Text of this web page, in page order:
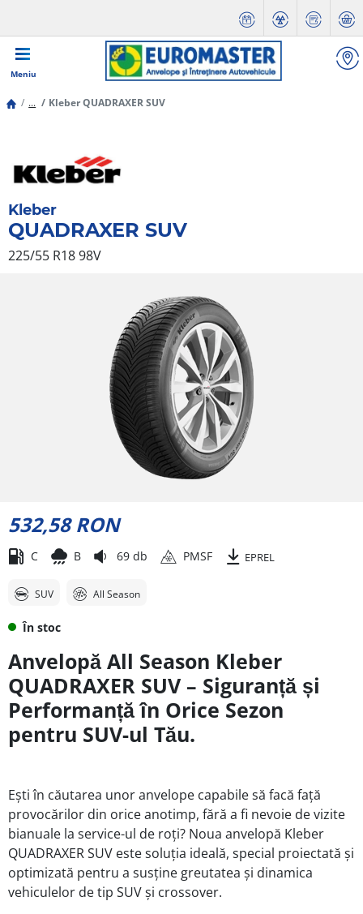
Meniu
... Kleber QUADRAXER SUV
Kleber
QUADRAXER SUV
225/55 R18 98V
532,58 RON
C B 69 db PMSF EPREL
SUV All Season
În stoc
Anvelopă All Season Kleber
QUADRAXER SUV – Siguranță și
Performanță în Orice Sezon
pentru SUV-ul Tău.
Ești în căutarea unor anvelope capabile să facă față
provocărilor din orice anotimp, fără a fi nevoie de vizite
bianuale la service-ul de roți? Noua anvelopă Kleber
QUADRAXER SUV este soluția ideală, special proiectată și
optimizată pentru a susține greutatea și dinamica
vehiculelor de tip SUV și crossover.